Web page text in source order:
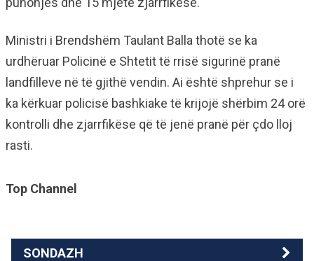
Ministri i Brendshëm Taulant Balla thotë se ka
urdhëruar Policinë e Shtetit të rrisë sigurinë pranë
landfilleve në të gjithë vendin. Ai është shprehur se i
ka kërkuar policisë bashkiake të krijojë shërbim 24 orë
kontrolli dhe zjarrfikëse që të jenë pranë për çdo lloj
rasti.
Top Channel
SONDAZH